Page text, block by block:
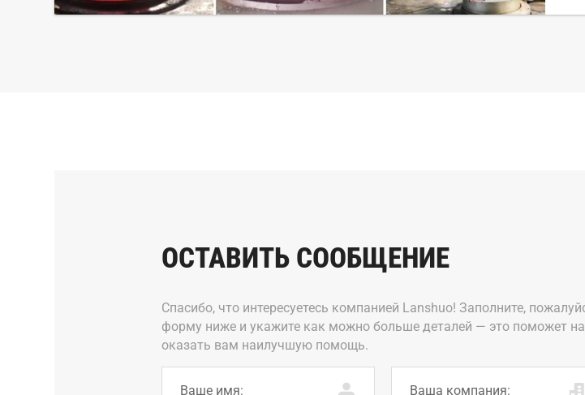
ОСТАВИТЬ СООБЩЕНИЕ
Спасибо, что интересуетесь компанией Lanshuo! Заполните,
форму ниже и укажите как можно больше деталей — это поможет
оказать вам наилучшую помощь.
Ваше имя: Ваша компания: